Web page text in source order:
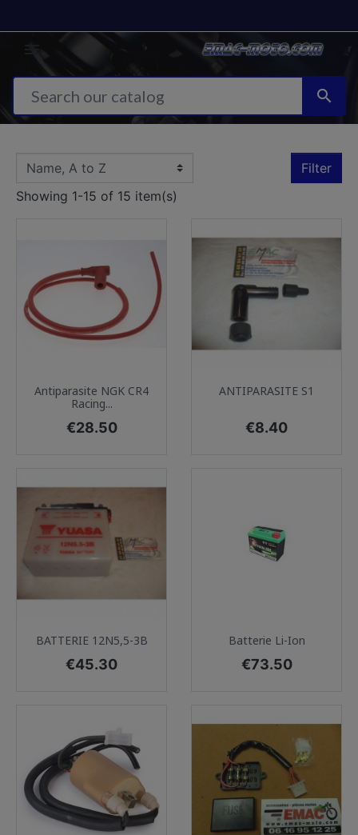

Filter
Showing 1-15 of 15 item(s)
Antiparasite NGK CR4
Racing...
Price
€28.50
ANTIPARASITE S1
Price
€8.40
BATTERIE 12N5,5-3B
Price
€45.30
Batterie Li-Ion
Price
€73.50